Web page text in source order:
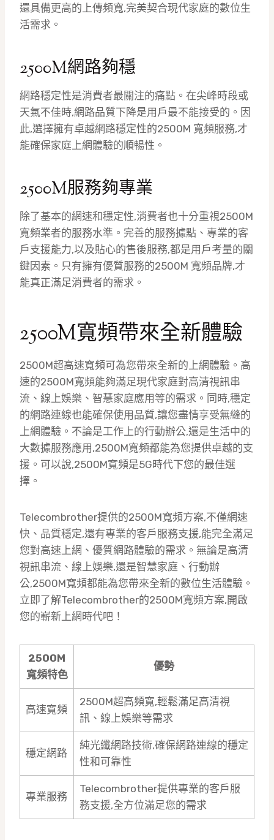
還具備更高的上傳頻寬,完美契合現代家庭的數位生
活需求。
2500M網路夠穩
網路穩定性是消費者最關注的痛點。在尖峰時段或
天氣不佳時,網路品質下降是用戶最不能接受的。因
此,選擇擁有卓越網路穩定性的2500M 寬頻服務,才
能確保家庭上網體驗的順暢性。
2500M服務夠專業
除了基本的網速和穩定性,消費者也十分重視2500M
寬頻業者的服務水準。完善的服務據點、專業的客
戶支援能力,以及貼心的售後服務,都是用戶考量的關
鍵因素。只有擁有優質服務的2500M 寬頻品牌,才
能真正滿足消費者的需求。
2500M寬頻帶來全新體驗
2500M超高速寬頻可為您帶來全新的上網體驗。高
速的2500M寬頻能夠滿足現代家庭對高清視訊串
流、線上娛樂、智慧家庭應用等的需求。同時,穩定
的網路連線也能確保使用品質,讓您盡情享受無縫的
上網體驗。不論是工作上的行動辦公,還是生活中的
大數據服務應用,2500M寬頻都能為您提供卓越的支
援。可以說,2500M寬頻是5G時代下您的最佳選
擇。
Telecombrother提供的2500M寬頻方案,不僅網速
快、品質穩定,還有專業的客戶服務支援,能完全滿足
您對高速上網、優質網路體驗的需求。無論是高清
視訊串流、線上娛樂,還是智慧家庭、行動辦
公,2500M寬頻都能為您帶來全新的數位生活體驗。
立即了解Telecombrother的2500M寬頻方案,開啟
您的嶄新上網時代吧！
2500M
寬頻特色
優勢
高速寬頻
2500M超高頻寬,輕鬆滿足高清視
訊、線上娛樂等需求
穩定網路
純光纖網路技術,確保網路連線的穩定
性和可靠性
專業服務
Telecombrother提供專業的客戶服
務支援,全方位滿足您的需求